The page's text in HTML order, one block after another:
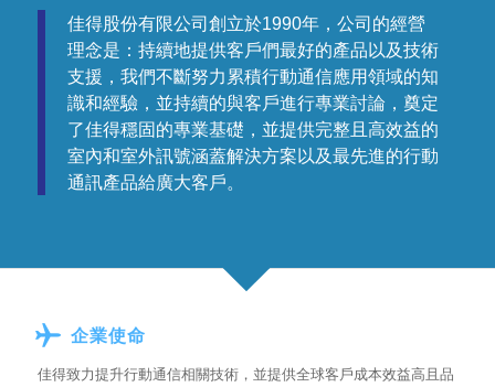
佳得股份有限公司創立於1990年，公司的經營
理念是：持續地提供客戶們最好的產品以及技術
支援，我們不斷努力累積行動通信應用領域的知
識和經驗，並持續的與客戶進行專業討論，奠定
了佳得穩固的專業基礎，並提供完整且高效益的
室內和室外訊號涵蓋解決方案以及最先進的行動
通訊產品給廣大客戶。
企業使命
佳得致力提升行動通信相關技術，並提供全球客戶成本效益高且品